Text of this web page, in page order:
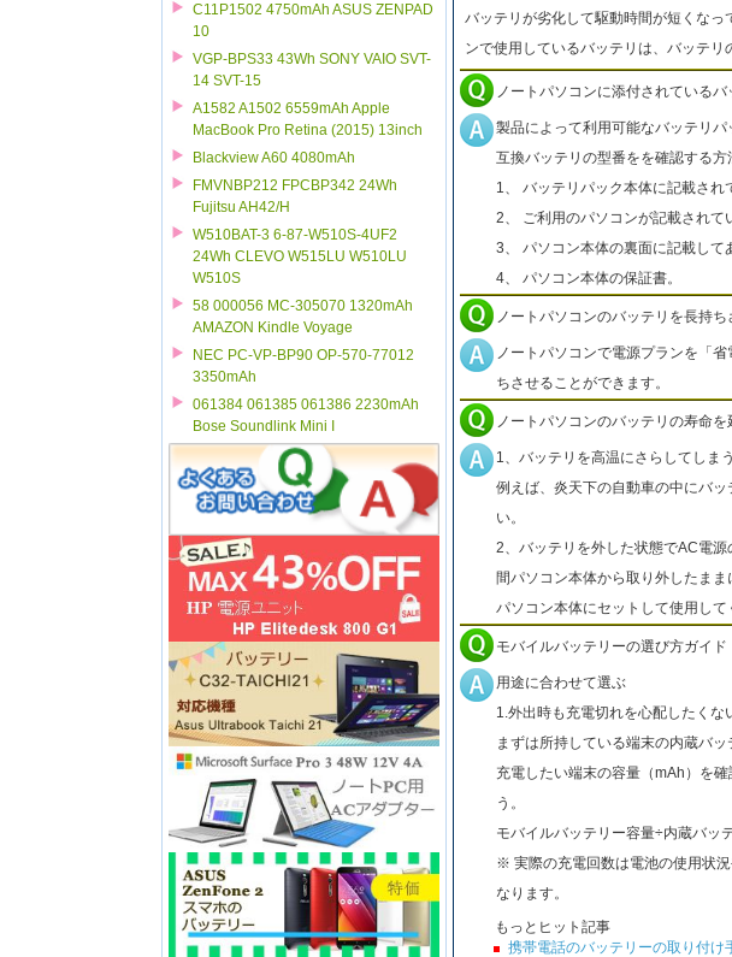
C11P1502 4750mAh ASUS ZENPAD
10
VGP-BPS33 43Wh SONY VAIO SVT-
14 SVT-15
A1582 A1502 6559mAh Apple
MacBook Pro Retina (2015) 13inch
Blackview A60 4080mAh
FMVNBP212 FPCBP342 24Wh
Fujitsu AH42/H
W510BAT-3 6-87-W510S-4UF2
24Wh CLEVO W515LU W510LU
W510S
58 000056 MC-305070 1320mAh
AMAZON Kindle Voyage
NEC PC-VP-BP90 OP-570-77012
3350mAh
061384 061385 061386 2230mAh
Bose Soundlink Mini I
バッテリが劣化して駆動時間が短くな
ンで使用しているバッテリは、バッテリ
ノートパソコンに添付されている
製品によって利用可能なバッテリパ
互換バッテリの型番をを確認する方
1、 バッテリパック本体に記載され
2、 ご利用のパソコンが記載されて
3、 パソコン本体の裏面に記載して
4、 パソコン本体の保証書。
ノートパソコンのバッテリを長持ち
ノートパソコンで電源プランを「
ちさせることができます。
ノートパソコンのバッテリの寿命を
1、バッテリを高温にさらしてしま
例えば、炎天下の自動車の中にバ
い。
2、バッテリを外した状態でAC電
間パソコン本体から取り外したま
パソコン本体にセットして使用して
モバイルバッテリーの選び方ガイド
用途に合わせて選ぶ
1.外出時も充電切れを心配したくな
まずは所持している端末の内蔵バッ
充電したい端末の容量（mAh）を
う。
モバイルバッテリー容量÷内蔵バッ
※ 実際の充電回数は電池の使用状
なります。
もっとヒット記事
携帯電話のバッテリーの取り付け